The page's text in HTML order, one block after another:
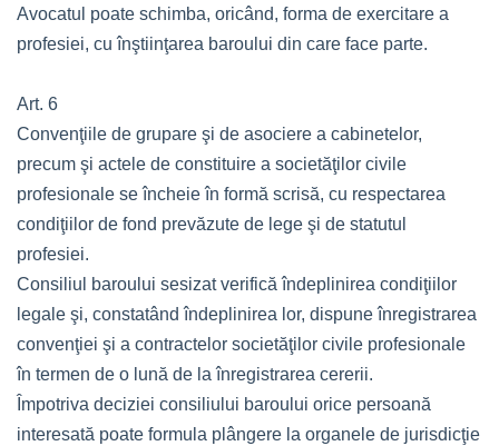
Avocatul poate schimba, oricând, forma de exercitare a
profesiei, cu înştiinţarea baroului din care face parte.
Art. 6
Convenţiile de grupare şi de asociere a cabinetelor,
precum şi actele de constituire a societăţilor civile
profesionale se încheie în formă scrisă, cu respectarea
condiţiilor de fond prevăzute de lege şi de statutul
profesiei.
Consiliul baroului sesizat verifică îndeplinirea condiţiilor
legale şi, constatând îndeplinirea lor, dispune înregistrarea
convenţiei şi a contractelor societăţilor civile profesionale
în termen de o lună de la înregistrarea cererii.
Împotriva deciziei consiliului baroului orice persoană
interesată poate formula plângere la organele de jurisdicţie